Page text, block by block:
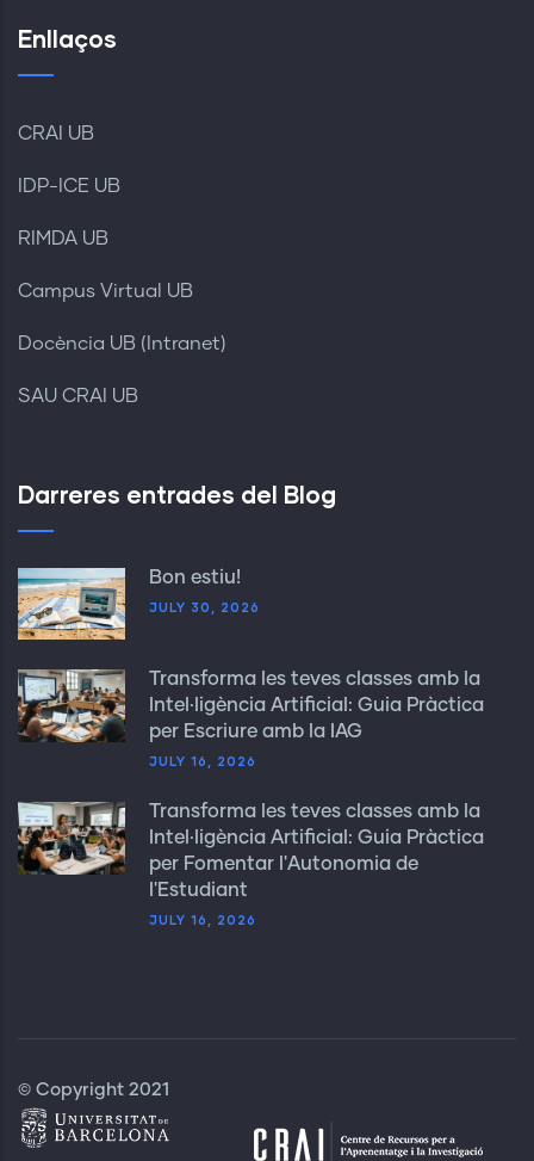
Enllaços
CRAI UB
IDP-ICE UB
RIMDA UB
Campus Virtual UB
Docència UB (Intranet)
SAU CRAI UB
Darreres entrades del Blog
Bon estiu!
JULY 30, 2026
Transforma les teves classes amb la
Intel·ligència Artificial: Guia Pràctica
per Escriure amb la IAG
JULY 16, 2026
Transforma les teves classes amb la
Intel·ligència Artificial: Guia Pràctica
per Fomentar l'Autonomia de
l'Estudiant
JULY 16, 2026
© Copyright 2021